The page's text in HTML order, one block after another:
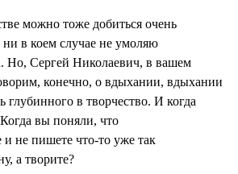
можно тоже добиться очень
в коем случае не умоляю
Но, Сергей Николаевич, в вашем
конечно, о вдыхании, вдыхании
глубинного в творчество. И когда
Когда вы поняли, что
и не пишете что-то уже так
а творите?